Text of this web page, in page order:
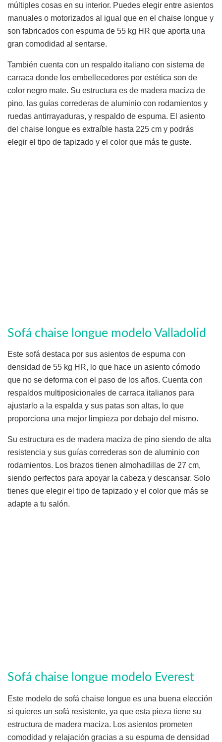
múltiples cosas en su interior. Puedes elegir entre asientos
manuales o motorizados al igual que en el chaise longue y
son fabricados con espuma de 55 kg HR que aporta una
gran comodidad al sentarse.
También cuenta con un respaldo italiano con sistema de
carraca donde los embellecedores por estética son de
color negro mate. Su estructura es de madera maciza de
pino, las guías correderas de aluminio con rodamientos y
ruedas antirrayaduras, y respaldo de espuma. El asiento
del chaise longue es extraíble hasta 225 cm y podrás
elegir el tipo de tapizado y el color que más te guste.
Sofá chaise longue modelo Valladolid
Este sofá destaca por sus asientos de espuma con
densidad de 55 kg HR, lo que hace un asiento cómodo
que no se deforma con el paso de los años. Cuenta con
respaldos multiposicionales de carraca italianos para
ajustarlo a la espalda y sus patas son altas, lo que
proporciona una mejor limpieza por debajo del mismo.
Su estructura es de madera maciza de pino siendo de alta
resistencia y sus guías correderas son de aluminio con
rodamientos. Los brazos tienen almohadillas de 27 cm,
siendo perfectos para apoyar la cabeza y descansar. Solo
tienes que elegir el tipo de tapizado y el color que más se
adapte a tu salón.
Sofá chaise longue modelo Everest
Este modelo de sofá chaise longue es una buena elección
si quieres un sofá resistente, ya que esta pieza tiene su
estructura de madera maciza. Los asientos prometen
comodidad y relajación gracias a su espuma de densidad